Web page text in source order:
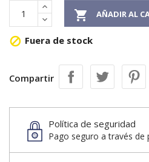
 AÑADIR AL
 Fuera de stock
Compartir
Política de seguridad
Pago seguro a través de